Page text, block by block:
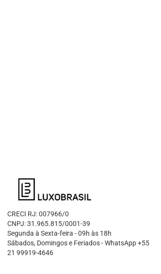
CRECI RJ: 007966/0
CNPJ: 31.965.815/0001-39
Segunda à Sexta-feira - 09h às 18h
Sábados, Domingos e Feriados - WhatsApp +55
21 99919-4646